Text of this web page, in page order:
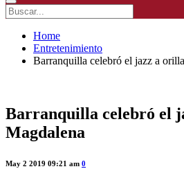
Home
Entretenimiento
Barranquilla celebró el jazz a
Barranquilla celebró el
Magdalena
May 2 2019 09:21 am 0